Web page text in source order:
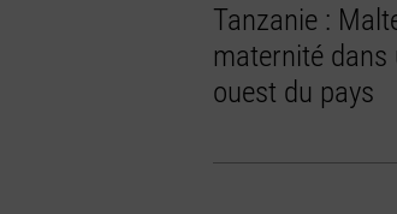
Tanzanie :
maternité
ouest du pays